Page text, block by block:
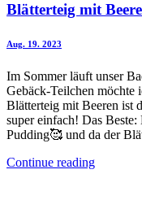
Blätterteig mit
Aug. 19. 2023
Im Sommer läuft unser
Gebäck-Teilchen möchte
Blätterteig mit Beeren ist
super einfach! Das
Pudding🥰 und da der
Continue reading